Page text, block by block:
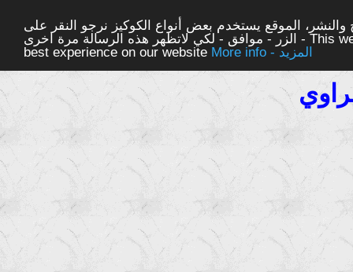
الموقع يستخدم بعض أنواع الكوكيز نرجو النقر على
الزر - موافق - لكي لاتظهر هذه الرسالة مرة اخرى - This website uses cookies to ensure you get the
best experience on our website
More info - المزيد